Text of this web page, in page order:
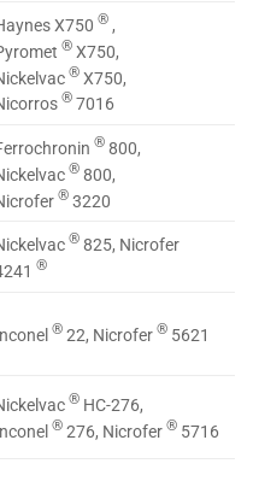
X750® ,
® X750,
® X750,
® 7016
® 800,
® 800,
® 3220
® 825, Nicrofer
®
® 22, Nicrofer® 5621
® HC-276,
® 276, Nicrofer® 5716